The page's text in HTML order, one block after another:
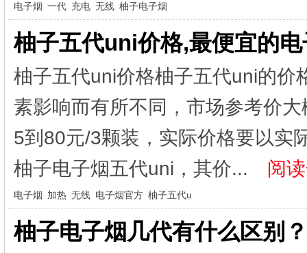
电子烟 一代 充电 无线 柚子电子烟
柚子五代uni价格,最便宜的
柚子五代uni价格柚子五代uni的价
素影响而有所不同，市场参考价
5到80元/3颗装，实际价格要以实
柚子电子烟五代uni，其价...
阅
电子烟 加热 无线 电子烟官方 柚子五代u
柚子电子烟几代有什么区别